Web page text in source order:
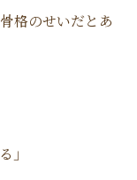
格のせいだとあ
」